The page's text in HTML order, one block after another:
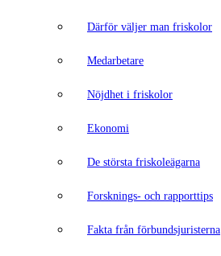
Därför väljer man friskolor
Medarbetare
Nöjdhet i friskolor
Ekonomi
De största friskoleägarna
Forsknings- och rapporttips
Fakta från förbundsjuristerna